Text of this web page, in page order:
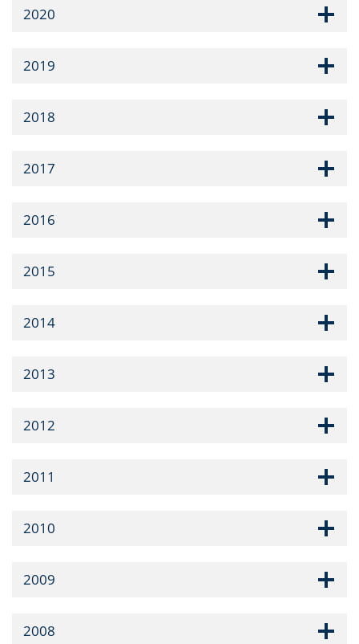
2020
2019
2018
2017
2016
2015
2014
2013
2012
2011
2010
2009
2008